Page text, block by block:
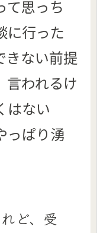
て思っち
に行った
きない前提
言われるけ
はない
っぱり湧
ど、受